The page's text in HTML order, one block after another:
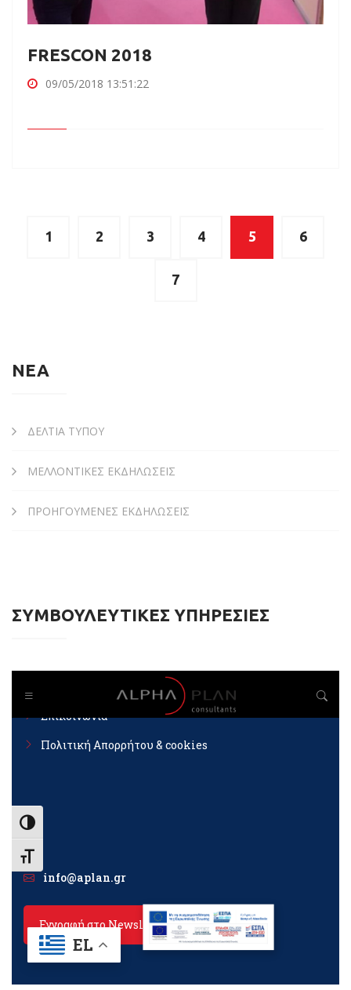
FRESCON 2018
09/05/2018 13:51:22
1 2 3 4 5 6
7
ΝΕΑ
ΔΕΛΤΙΑ ΤΥΠΟΥ
ΜΕΛΛΟΝΤΙΚΕΣ ΕΚΔΗΛΩΣΕΙΣ
ΠΡΟΗΓΟΥΜΕΝΕΣ ΕΚΔΗΛΩΣΕΙΣ
ΣΥΜΒΟΥΛΕΥΤΙΚΕΣ ΥΠΗΡΕΣΙΕΣ